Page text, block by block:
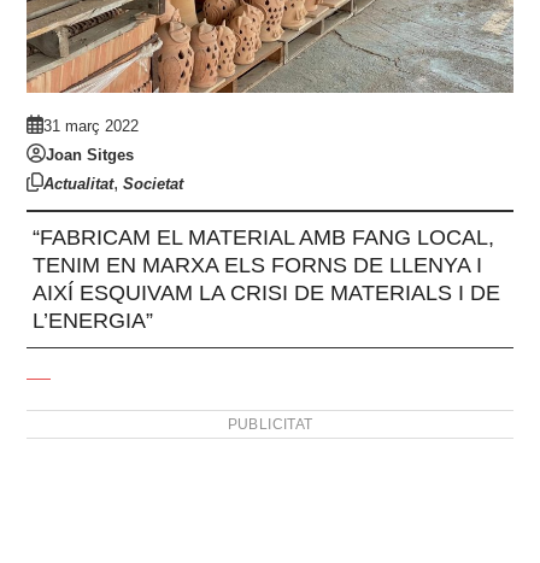
31 març 2022
Joan Sitges
Actualitat,Societat
“FABRICAM EL MATERIAL AMB FANG LOCAL,
TENIM EN MARXA ELS FORNS DE LLENYA I
AIXÍ ESQUIVAM LA CRISI DE MATERIALS I DE
L’ENERGIA”
PUBLICITAT